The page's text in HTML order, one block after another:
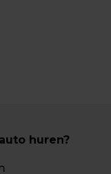
huren?